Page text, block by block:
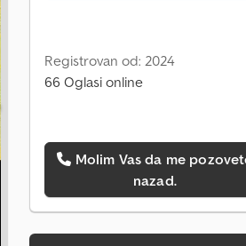
Registrovan od: 2024
66 Oglasi online
nazad.